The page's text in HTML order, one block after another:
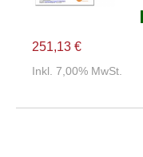
251,13 €
Inkl. 7,00% MwSt.